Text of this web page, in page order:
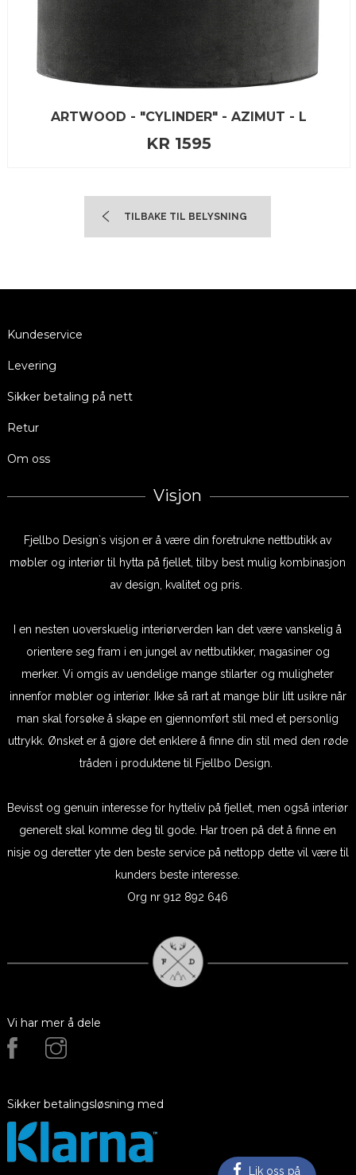
ARTWOOD - "CYLINDER" - AZIMUT - L
KR 1595
TILBAKE TIL BELYSNING
Lik oss på
Kundeservice
Levering
Sikker betaling på nett
Retur
Om oss
Visjon
Fjellbo Design`s visjon er å være din foretrukne nettbutikk av
møbler og interiør til hytta på fjellet, tilby best mulig kombinasjon
av design, kvalitet og pris.
I en nesten uoverskuelig interiørverden kan det være vanskelig å
orientere seg fram i en jungel av nettbutikker, magasiner og
merker. Vi omgis av uendelige mange stilarter og muligheter
innenfor møbler og interiør. Ikke så rart at mange blir litt usikre når
man skal forsøke å skape en gjennomført stil med et personlig
uttrykk. Ønsket er å gjøre det enklere å finne din stil med den røde
tråden i produktene til Fjellbo Design.
Bevisst og genuin interesse for hytteliv på fjellet, men også interiør
generelt skal komme deg til gode. Har troen på det å finne en
nisje og deretter yte den beste service på nettopp dette vil være til
kunders beste interesse.
Org nr 912 892 646
Vi har mer å dele
Sikker betalingsløsning med